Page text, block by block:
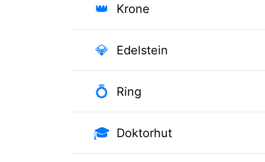
👑 Krone
💎 Edelstein
💍 Ring
🎓 Doktorhut